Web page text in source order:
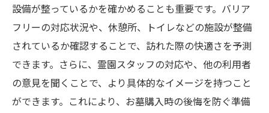
設備が整っているかを確かめることも重要です。バリア
フリーの対応状況や、休憩所、トイレなどの施設が整備
されているか確認することで、訪れた際の快適さを予測
できます。さらに、霊園スタッフの対応や、他の利用者
の意見を聞くことで、より具体的なイメージを持つこと
ができます。これにより、お墓購入時の後悔を防ぐ準備